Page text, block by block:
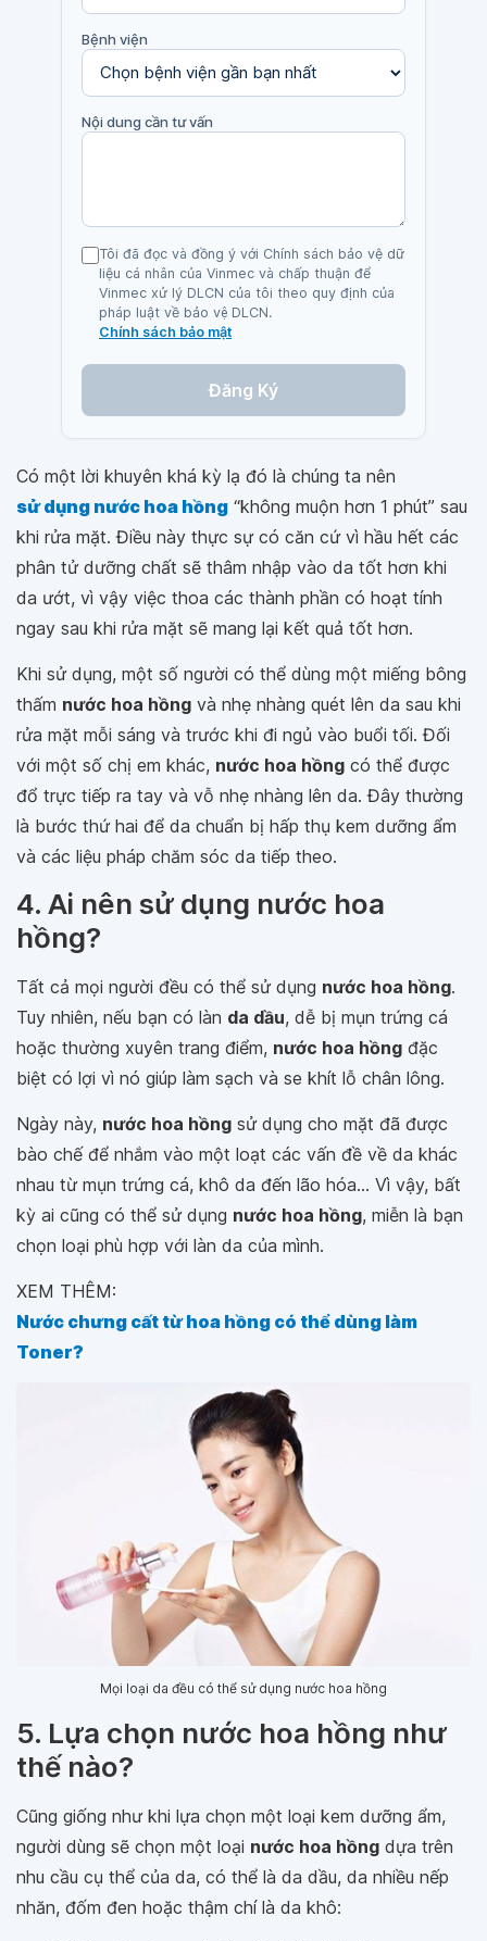
Bệnh viện
Nội dung cần tư vấn
Tôi đã đọc và đồng ý với Chính sách bảo vệ dữ
liệu cá nhân của Vinmec và chấp thuận để
Vinmec xử lý DLCN của tôi theo quy định của
pháp luật về bảo vệ DLCN.
Chính sách bảo mật
Đăng Ký
Có một lời khuyên khá kỳ lạ đó là chúng ta nên
sử dụng nước hoa hồng “không muộn hơn 1 phút” sau
khi rửa mặt. Điều này thực sự có căn cứ vì hầu hết các
phân tử dưỡng chất sẽ thâm nhập vào da tốt hơn khi
da ướt, vì vậy việc thoa các thành phần có hoạt tính
ngay sau khi rửa mặt sẽ mang lại kết quả tốt hơn.
Khi sử dụng, một số người có thể dùng một miếng bông
thấm nước hoa hồng và nhẹ nhàng quét lên da sau khi
rửa mặt mỗi sáng và trước khi đi ngủ vào buổi tối. Đối
với một số chị em khác, nước hoa hồng có thể được
đổ trực tiếp ra tay và vỗ nhẹ nhàng lên da. Đây thường
là bước thứ hai để da chuẩn bị hấp thụ kem dưỡng ẩm
và các liệu pháp chăm sóc da tiếp theo.
4. Ai nên sử dụng nước hoa
hồng?
Tất cả mọi người đều có thể sử dụng nước hoa hồng.
Tuy nhiên, nếu bạn có làn da dầu, dễ bị mụn trứng cá
hoặc thường xuyên trang điểm, nước hoa hồng đặc
biệt có lợi vì nó giúp làm sạch và se khít lỗ chân lông.
Ngày này, nước hoa hồng sử dụng cho mặt đã được
bào chế để nhắm vào một loạt các vấn đề về da khác
nhau từ mụn trứng cá, khô da đến lão hóa... Vì vậy, bất
kỳ ai cũng có thể sử dụng nước hoa hồng, miễn là bạn
chọn loại phù hợp với làn da của mình.
XEM THÊM:
Nước chưng cất từ hoa hồng có thể dùng làm
Toner?
Mọi loại da đều có thể sử dụng nước hoa hồng
5. Lựa chọn nước hoa hồng như
thế nào?
Cũng giống như khi lựa chọn một loại kem dưỡng ẩm,
người dùng sẽ chọn một loại nước hoa hồng dựa trên
nhu cầu cụ thể của da, có thể là da dầu, da nhiều nếp
nhăn, đốm đen hoặc thậm chí là da khô: